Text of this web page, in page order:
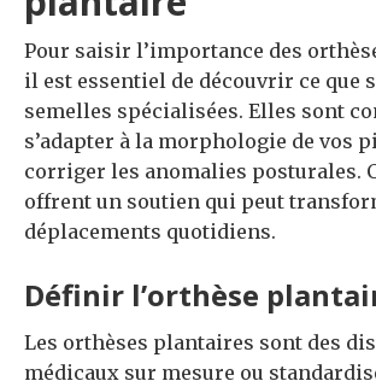
Pour saisir l’importance des
il est essentiel de découvrir ce que
semelles spécialisées. Elles sont
s’adapter à la morphologie de vos
corriger les anomalies posturales.
offrent un soutien qui peut
déplacements quotidiens.
Définir l’orthèse
Les orthèses plantaires sont des
médicaux sur mesure ou